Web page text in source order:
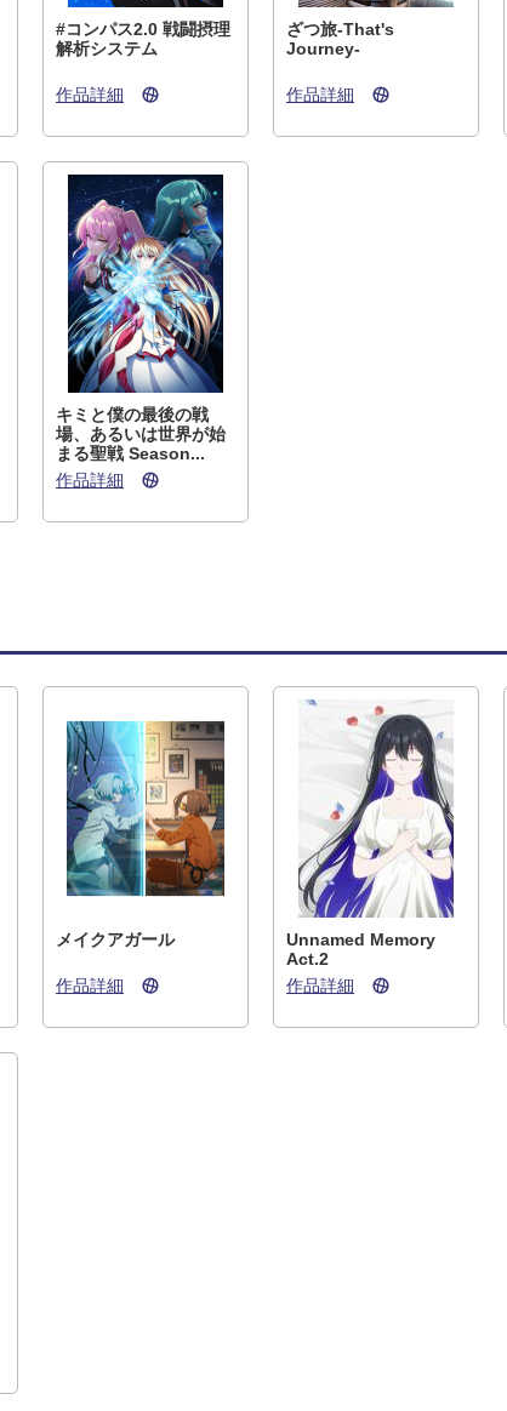
#コンパス2.0 戦闘摂理
解析システム
作品詳細
ざつ旅-That's
Journey-
作品詳細
キミと僕の最後の戦
場、あるいは世界が始
まる聖戦 Season...
作品詳細
メイクアガール
作品詳細
Unnamed Memory
Act.2
作品詳細